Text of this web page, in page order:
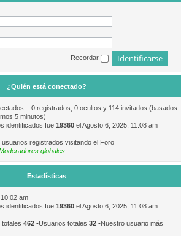
Recordar
¿Quién está conectado?
:: 0 registrados, 0 ocultos y 114 invitados (basados
5 minutos)
identificados fue 19360 el Agosto 6, 2025, 11:08 am
registrados visitando el Foro
globales
Estadísticas
am
identificados fue 19360 el Agosto 6, 2025, 11:08 am
totales 462 •Usuarios totales 32 •Nuestro usuario más